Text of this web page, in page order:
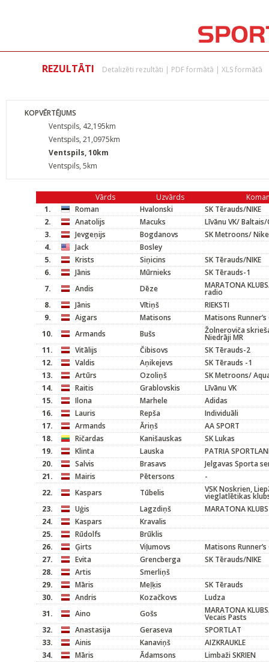
REZULTĀTI Detalizēti rezultāti | PDF formātā | XLS formātā
KOPVĒRTĒJUMS
Ventspils, 42,195km
Ventspils, 21,0975km
Ventspils, 10km
Ventspils, 5km
Vārds Uzvārds
1.
Roman Hvalonski
SK Tērauds/NIKE
2.
Anatolijs Macuks
Līvānu VK/
3.
Jevgeņijs Bogdanovs
SK Metroons/ Nike
4.
Jack
Bosley
5.
Krists Siņicins
SK Tērauds/NIKE
6.
Jānis Mūrnieks
SK Tērauds-1
7.
Andis Dēze MARATONA
radio
8.
Jānis Vītiņš
RIEKSTI
9.
Aigars Matisons
Matisons
10.
Armands Bušs Žolneroviča
Niedrāji MR
11.
Vitālijs Čibisovs
SK Tērauds-2
12.
Valdis Aņikejevs
SK Tērauds -1
13.
Artūrs Ozoliņš
SK Metroons/
14.
Raitis Grablovskis
Līvānu VK
15.
Ilona Marhele
Adidas
16.
Lauris Repša
Individuāli
17.
Armands Āriņš
AA SPORT
18.
Ričardas Kanišauskas
SK Lukas
19.
Klinta Lauska
PATRIA
20.
Salvis Brasavs
Jelgavas Sporta
21.
Mairis Pētersons
-
22.
Kaspars Tūbelis VSK Noskrien,
vieglatlētikas
23.
Uģis Lagzdiņš
MARATONA KLUBS
24.
Kaspars
Kravalis
25.
Rūdolfs
Brūklis
26.
Ģirts Viļumovs
Matisons Runner’s
27.
Evita Grencberga
SK Tērauds/NIKE
28.
Artis
Smerliņš
29.
Māris Meļķis
SK Tērauds
30.
Andris Kozačkovs
Ludza
31.
Aino Gošs MARATONA
Vecais Pasts
32.
Anastasija Geraseva
SPORTLAT
33.
Ainis Kanaviņš
AIZKRAUKLE
34.
Māris Ādamsons
Limbaži SKRIEN